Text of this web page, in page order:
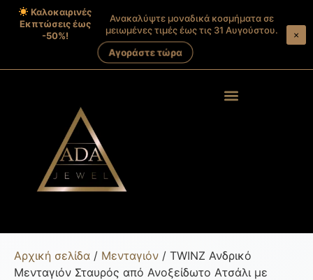
Καλοκαιρινές
Εκπτώσεις έως
-50%!
Ανακαλύψτε μοναδικά κοσμήματα σε
μειωμένες τιμές έως τις 31 Αυγούστου.
Αγοράστε τώρα
×
Αρχική σελίδα / Μενταγιόν / TWINZ Ανδρικό
Μενταγιόν Σταυρός από Ανοξείδωτο Ατσάλι με